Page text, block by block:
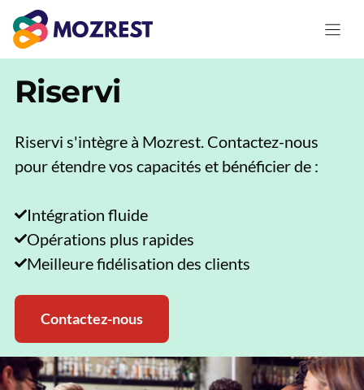
Aller
au
contenu
Riservi
Riservi s'intègre à Mozrest. Contactez-nous
pour étendre vos capacités et bénéficier de :
Intégration fluide
Opérations plus rapides
Meilleure fidélisation des clients
Contactez-nous